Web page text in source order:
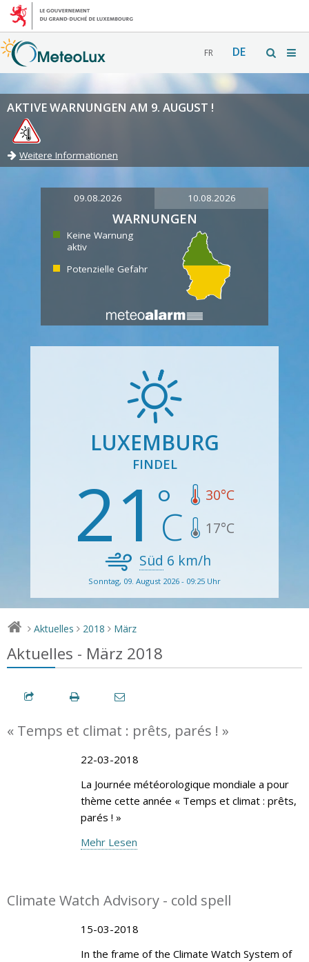
FR DE
AKTIVE WARNUNGEN AM 9. AUGUST !
Weitere Informationen
09.08.2026 10.08.2026
WARNUNGEN
Keine Warnung
aktiv
Potenzielle Gefahr
LUXEMBURG
FINDEL
21 30°C
17°C
Süd 6 km/h
Sonntag, 09. August 2026 - 09:25 Uhr
> Aktuelles > 2018 > März
Aktuelles - März 2018
« Temps et climat : prêts, parés ! »
22-03-2018
La Journée météorologique mondiale a pour
thème cette année « Temps et climat : prêts,
parés ! »
Mehr Lesen
Climate Watch Advisory - cold spell
15-03-2018
In the frame of the Climate Watch System of